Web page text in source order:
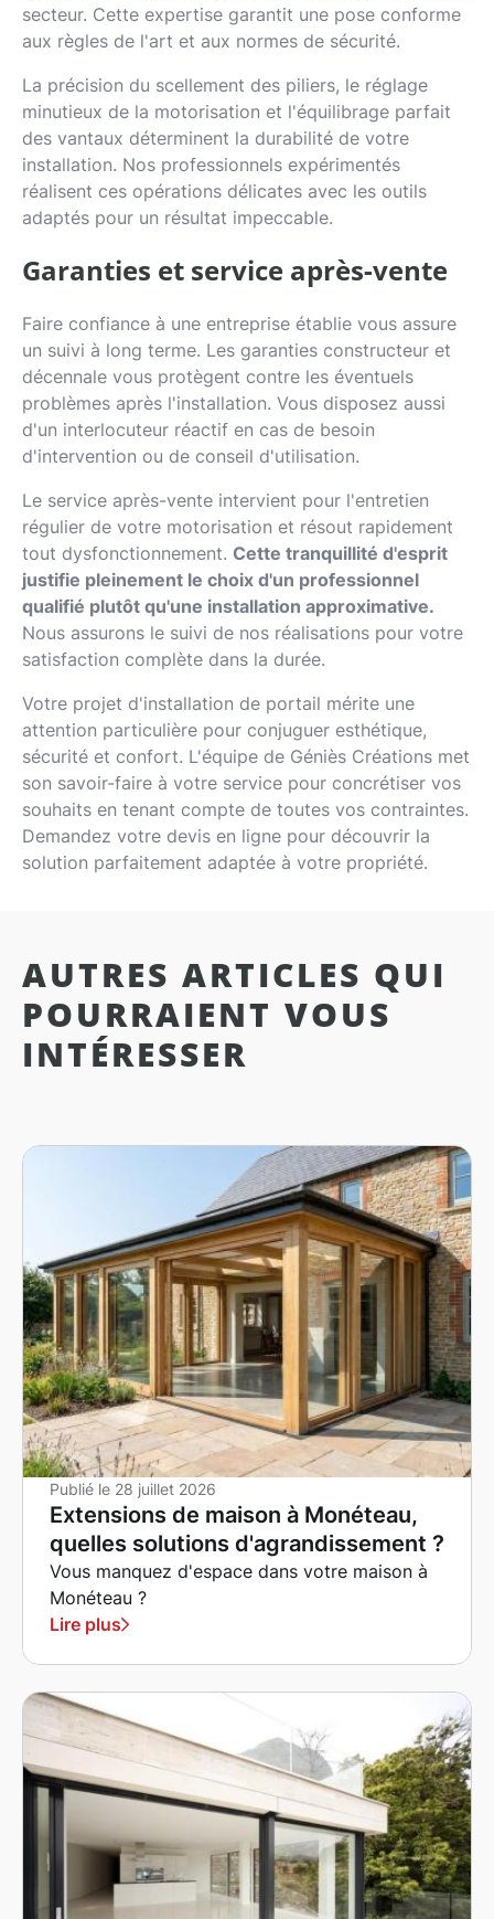
secteur. Cette expertise garantit une pose conforme
aux règles de l'art et aux normes de sécurité.
La précision du scellement des piliers, le réglage
minutieux de la motorisation et l'équilibrage parfait
des vantaux déterminent la durabilité de votre
installation. Nos professionnels expérimentés
réalisent ces opérations délicates avec les outils
adaptés pour un résultat impeccable.
Garanties et service après-vente
Faire confiance à une entreprise établie vous assure
un suivi à long terme. Les garanties constructeur et
décennale vous protègent contre les éventuels
problèmes après l'installation. Vous disposez aussi
d'un interlocuteur réactif en cas de besoin
d'intervention ou de conseil d'utilisation.
Le service après-vente intervient pour l'entretien
régulier de votre motorisation et résout rapidement
tout dysfonctionnement. Cette tranquillité d'esprit
justifie pleinement le choix d'un professionnel
qualifié plutôt qu'une installation approximative.
Nous assurons le suivi de nos réalisations pour votre
satisfaction complète dans la durée.
Votre projet d'installation de portail mérite une
attention particulière pour conjuguer esthétique,
sécurité et confort. L'équipe de Géniès Créations met
son savoir-faire à votre service pour concrétiser vos
souhaits en tenant compte de toutes vos contraintes.
Demandez votre devis en ligne pour découvrir la
solution parfaitement adaptée à votre propriété.
AUTRES ARTICLES QUI
POURRAIENT VOUS
INTÉRESSER
Publié le 28 juillet 2026
Extensions de maison à Monéteau,
quelles solutions d'agrandissement ?
Vous manquez d'espace dans votre maison à
Monéteau ?
Lire plus